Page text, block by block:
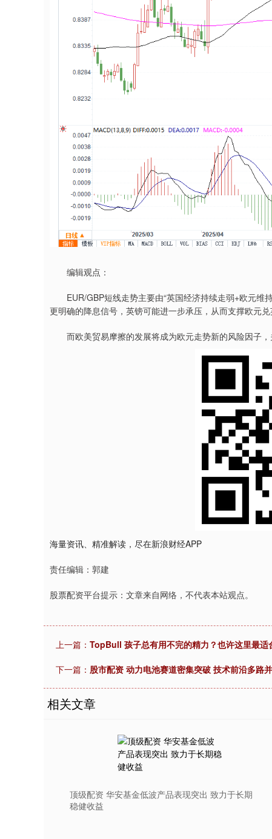
编辑观点：
EUR/GBP短线走势主要由“英国经济持续走弱+欧元维
更明确的降息信号，英镑可能进一步承压，从而支撑欧元兑
而欧美贸易摩擦的发展将成为欧元走势新的风险因子，
海量资讯、精准解读，尽在新浪财经APP
责任编辑：郭建
股票配资平台提示：文章来自网络，不代表本站观点。
上一篇： TopBull 孩子总有用不完的精力？也许这里最适
下一篇： 股市配资 动力电池赛道密集突破 技术前沿多路
相关文章
顶级配资 华安基金低波产品表现突出 致力于长期
稳健收益